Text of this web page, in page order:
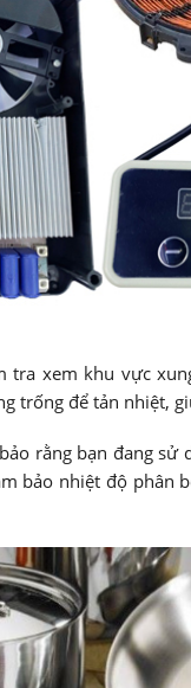
tra xem khu vực
trống để tản nhiệt,
rằng bạn đang sử
bảo nhiệt độ phân